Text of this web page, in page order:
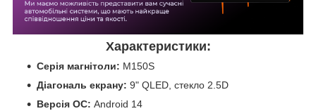
Характеристики:
Серія магнітоли: M150S
Діагональ екрану: 9" QLED, стекло 2.5D
Версія ОС: Android 14